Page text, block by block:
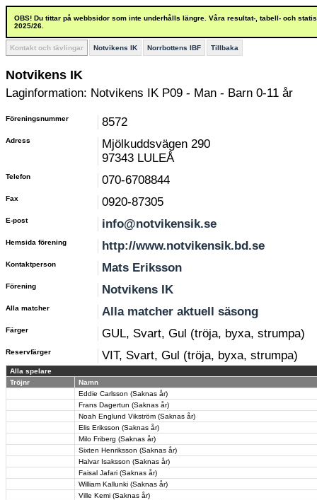
OBS! Du tittar på webbsidor som inte underhålls längre. Våra resultat-, tabell- och
2025/26.
Kontakt och tävlingar Notvikens IK Norrbottens IBF Tillbaka
Notvikens IK
Laginformation: Notvikens IK P09 - Man - Barn 0-11 år
Föreningsnummer 8572
Adress
Mjölkuddsvägen 290
97343 LULEÅ
Telefon 070-6708844
Fax 0920-87305
E-post info@notvikensik.se
Hemsida förening http://www.notvikensik.bd.se
Kontaktperson Mats Eriksson
Förening Notvikens IK
Alla matcher Alla matcher aktuell säsong
Färger GUL, Svart, Gul (tröja, byxa, strumpa)
Reservfärger VIT, Svart, Gul (tröja, byxa, strumpa)
Alla spelare
Tröjnr
Namn
Eddie Carlsson (Saknas år)
Frans Dagertun (Saknas år)
Noah Englund Vikström (Saknas år)
Elis Eriksson (Saknas år)
Milo Friberg (Saknas år)
Sixten Henriksson (Saknas år)
Halvar Isaksson (Saknas år)
Faisal Jafari (Saknas år)
William Kallunki (Saknas år)
Ville Kemi (Saknas år)